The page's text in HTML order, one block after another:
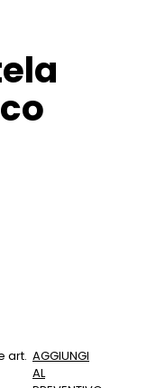
art. AGGIUNGI
AL